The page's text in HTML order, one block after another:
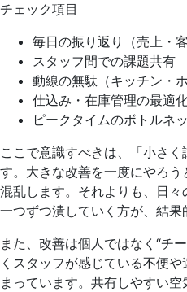
チェック項目
毎日の振り返り（売上・
スタッフ間での課題共有
動線の無駄（キッチン・
仕込み・在庫管理の最適
ピークタイムのボトルネ
ここで意識すべきは、「小さ
す。大きな改善を一度にやろ
混乱します。それよりも、日
一つずつ潰していく方が、結果
また、改善は個人ではなく“チ
くスタッフが感じている不便
まっています。共有しやすい